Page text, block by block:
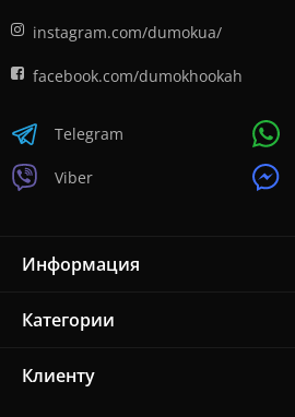
instagram.com/dumokua/
facebook.com/dumokhookah
Telegram
Viber
Информация
Категории
Клиенту